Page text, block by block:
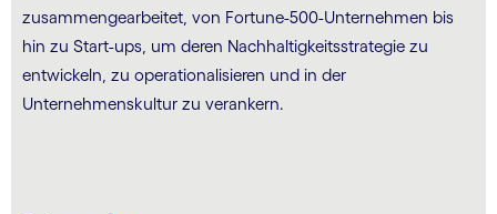
zusammengearbeitet, von Fortune-500-Unternehmen bis
hin zu Start-ups, um deren Nachhaltigkeitsstrategie zu
entwickeln, zu operationalisieren und in der
Unternehmenskultur zu verankern.